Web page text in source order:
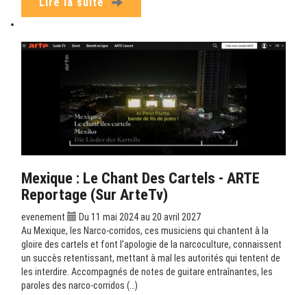
Lire la suite
Mexique : Le Chant Des Cartels - ARTE
Reportage (sur ArteTv)
evenement
Du 11 mai 2024 au 20 avril 2027
Au Mexique, les Narco-corridos, ces musiciens qui chantent à la
gloire des cartels et font l’apologie de la narcoculture, connaissent
un succès retentissant, mettant à mal les autorités qui tentent de
les interdire. Accompagnés de notes de guitare entraînantes, les
paroles des narco-corridos (…)